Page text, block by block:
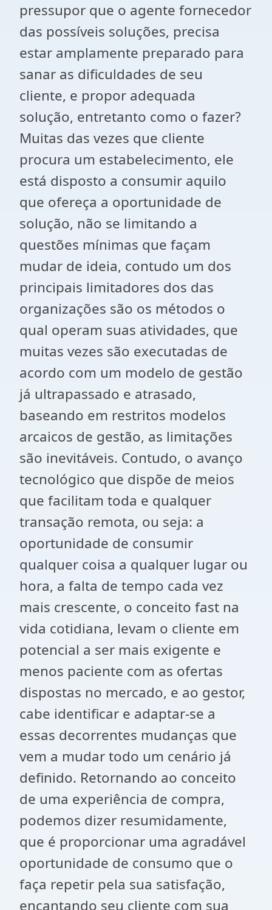
pressupor que o agente fornecedor
das possíveis soluções, precisa
estar amplamente preparado para
sanar as dificuldades de seu
cliente, e propor adequada
solução, entretanto como o fazer?
Muitas das vezes que cliente
procura um estabelecimento, ele
está disposto a consumir aquilo
que ofereça a oportunidade de
solução, não se limitando a
questões mínimas que façam
mudar de ideia, contudo um dos
principais limitadores dos das
organizações são os métodos o
qual operam suas atividades, que
muitas vezes são executadas de
acordo com um modelo de gestão
já ultrapassado e atrasado,
baseando em restritos modelos
arcaicos de gestão, as limitações
são inevitáveis. Contudo, o avanço
tecnológico que dispõe de meios
que facilitam toda e qualquer
transação remota, ou seja: a
oportunidade de consumir
qualquer coisa a qualquer lugar ou
hora, a falta de tempo cada vez
mais crescente, o conceito fast na
vida cotidiana, levam o cliente em
potencial a ser mais exigente e
menos paciente com as ofertas
dispostas no mercado, e ao gestor,
cabe identificar e adaptar-se a
essas decorrentes mudanças que
vem a mudar todo um cenário já
definido. Retornando ao conceito
de uma experiência de compra,
podemos dizer resumidamente,
que é proporcionar uma agradável
oportunidade de consumo que o
faça repetir pela sua satisfação,
encantando seu cliente com sua